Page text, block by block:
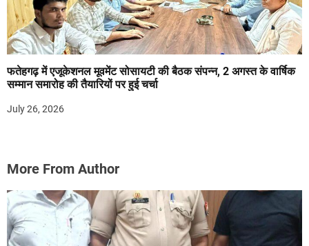
फतेहगढ़ में एजूकेशनल मूवमेंट सोसायटी की बैठक संपन्न, 2 अगस्त के वार्षिक
सम्मान समारोह की तैयारियों पर हुई चर्चा
July 26, 2026
More From Author